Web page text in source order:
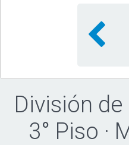
División
3° Piso ·